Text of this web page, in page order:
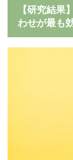
【研究結果
わせが最も